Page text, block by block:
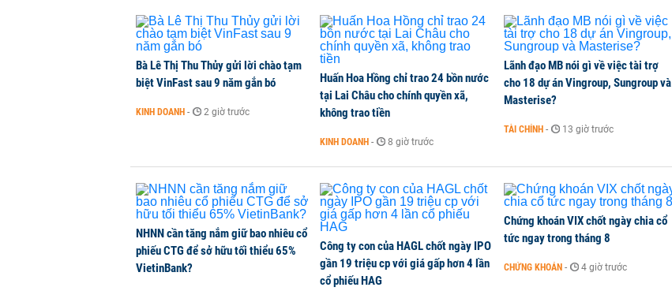
Dòng tiền ngoại bất ngờ trở lại TTCK, ai đã mua vào?
CHỨNG KHOÁN 3 phút trước
Kiến nghị đưa người bán hàng online, lao động công trình đóng BHXH bắt buộc
TikToker Khánh Sky, Vua Quạt, Hồ Văn Khoa bị khởi tố
Bà Lê Thị Thu Thủy gửi lời chào tạm
biệt VinFast sau 9 năm gắn bó
KINH DOANH - 2 giờ trước
Huấn Hoa Hồng chỉ trao 24 bồn nước
tại Lai Châu cho chính quyền xã,
không trao tiền
KINH DOANH - 8 giờ trước
Lãnh đạo MB nói gì về việc tài trợ
cho 18 dự án Vingroup, Sungroup và
Masterise?
TÀI CHÍNH - 13 giờ trước
NHNN cần tăng nắm giữ bao nhiêu cổ
phiếu CTG để sở hữu tối thiểu 65%
VietinBank?
Công ty con của HAGL chốt ngày IPO
gần 19 triệu cp với giá gấp hơn 4 lần
cổ phiếu HAG
Chứng khoán VIX chốt ngày chia cổ
tức ngay trong tháng 8
CHỨNG KHOÁN - 4 giờ trước